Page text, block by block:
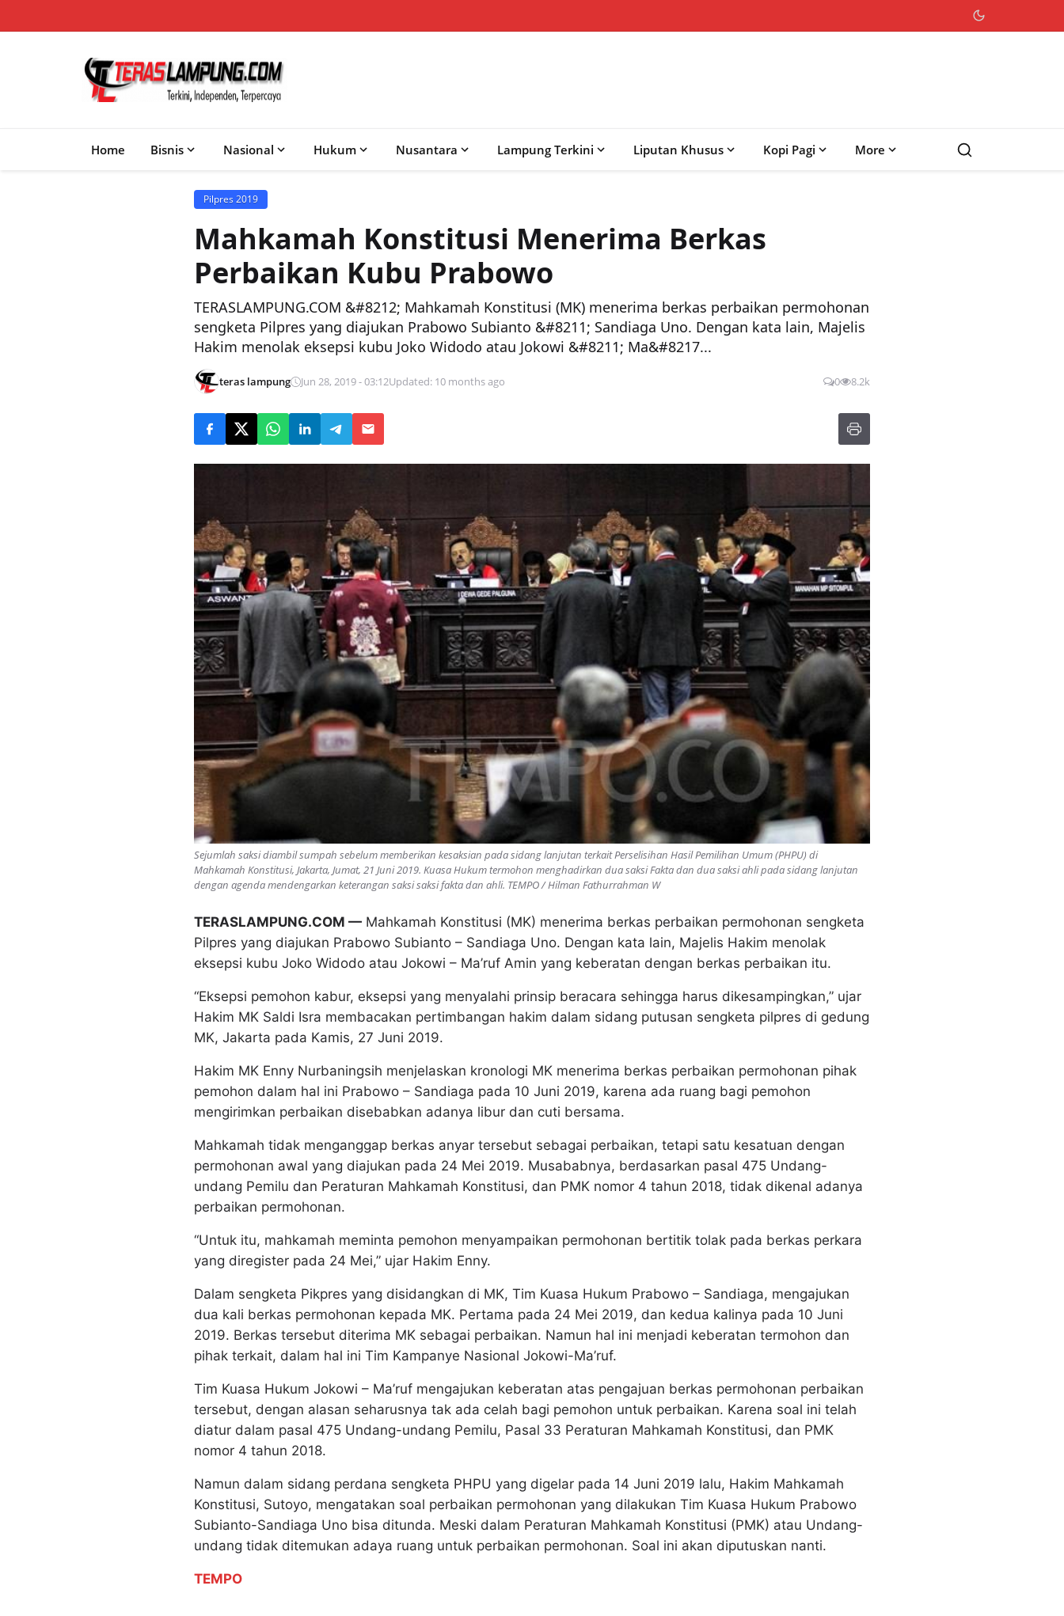
Home Bisnis Nasional Hukum Nusantara Lampung Terkini Liputan Khusus Kopi Pagi More
Pilpres 2019
Mahkamah Konstitusi Menerima Berkas
Perbaikan Kubu Prabowo
TERASLAMPUNG.COM &#8212; Mahkamah Konstitusi (MK) menerima berkas perbaikan permohonan
sengketa Pilpres yang diajukan Prabowo Subianto &#8211; Sandiaga Uno. Dengan kata lain, Majelis
Hakim menolak eksepsi kubu Joko Widodo atau Jokowi &#8211; Ma&#8217...
teras lampung Jun 28, 2019 - 03:12Updated: 10 months ago 0 8.2k
Sejumlah saksi diambil sumpah sebelum memberikan kesaksian pada sidang lanjutan terkait Perselisihan Hasil Pemilihan Umum (PHPU) di
Mahkamah Konstitusi, Jakarta, Jumat, 21 Juni 2019. Kuasa Hukum termohon menghadirkan dua saksi Fakta dan dua saksi ahli pada sidang lanjutan
dengan agenda mendengarkan keterangan saksi saksi fakta dan ahli. TEMPO / Hilman Fathurrahman W
TERASLAMPUNG.COM — Mahkamah Konstitusi (MK) menerima berkas perbaikan permohonan sengketa
Pilpres yang diajukan Prabowo Subianto – Sandiaga Uno. Dengan kata lain, Majelis Hakim menolak
eksepsi kubu Joko Widodo atau Jokowi – Ma’ruf Amin yang keberatan dengan berkas perbaikan itu.
“Eksepsi pemohon kabur, eksepsi yang menyalahi prinsip beracara sehingga harus dikesampingkan,” ujar
Hakim MK Saldi Isra membacakan pertimbangan hakim dalam sidang putusan sengketa pilpres di gedung
MK, Jakarta pada Kamis, 27 Juni 2019.
Hakim MK Enny Nurbaningsih menjelaskan kronologi MK menerima berkas perbaikan permohonan pihak
pemohon dalam hal ini Prabowo – Sandiaga pada 10 Juni 2019, karena ada ruang bagi pemohon
mengirimkan perbaikan disebabkan adanya libur dan cuti bersama.
Mahkamah tidak menganggap berkas anyar tersebut sebagai perbaikan, tetapi satu kesatuan dengan
permohonan awal yang diajukan pada 24 Mei 2019. Musababnya, berdasarkan pasal 475 Undang-
undang Pemilu dan Peraturan Mahkamah Konstitusi, dan PMK nomor 4 tahun 2018, tidak dikenal adanya
perbaikan permohonan.
“Untuk itu, mahkamah meminta pemohon menyampaikan permohonan bertitik tolak pada berkas perkara
yang diregister pada 24 Mei,” ujar Hakim Enny.
Dalam sengketa Pikpres yang disidangkan di MK, Tim Kuasa Hukum Prabowo – Sandiaga, mengajukan
dua kali berkas permohonan kepada MK. Pertama pada 24 Mei 2019, dan kedua kalinya pada 10 Juni
2019. Berkas tersebut diterima MK sebagai perbaikan. Namun hal ini menjadi keberatan termohon dan
pihak terkait, dalam hal ini Tim Kampanye Nasional Jokowi-Ma’ruf.
Tim Kuasa Hukum Jokowi – Ma’ruf mengajukan keberatan atas pengajuan berkas permohonan perbaikan
tersebut, dengan alasan seharusnya tak ada celah bagi pemohon untuk perbaikan. Karena soal ini telah
diatur dalam pasal 475 Undang-undang Pemilu, Pasal 33 Peraturan Mahkamah Konstitusi, dan PMK
nomor 4 tahun 2018.
Namun dalam sidang perdana sengketa PHPU yang digelar pada 14 Juni 2019 lalu, Hakim Mahkamah
Konstitusi, Sutoyo, mengatakan soal perbaikan permohonan yang dilakukan Tim Kuasa Hukum Prabowo
Subianto-Sandiaga Uno bisa ditunda. Meski dalam Peraturan Mahkamah Konstitusi (PMK) atau Undang-
undang tidak ditemukan adaya ruang untuk perbaikan permohonan. Soal ini akan diputuskan nanti.
TEMPO